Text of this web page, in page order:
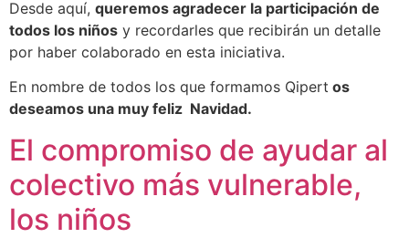
Desde aquí, queremos agradecer la participación de
todos los niños y recordarles que recibirán un detalle
por haber colaborado en esta iniciativa.
En nombre de todos los que formamos Qipert os
deseamos una muy feliz Navidad.
El compromiso de ayudar al
colectivo más vulnerable,
los niños